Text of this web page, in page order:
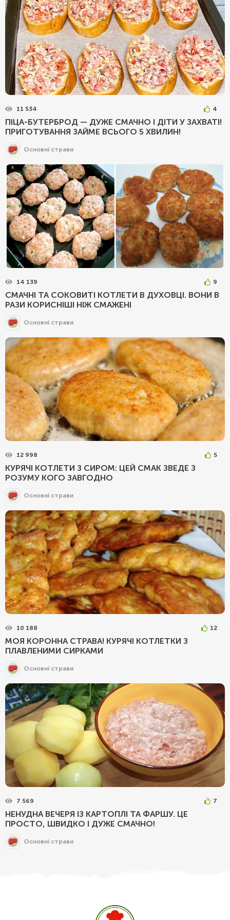
11 534 4
ПІЦА-БУТЕРБРОД — ДУЖЕ СМАЧНО І ДІТИ У ЗАХВАТІ!
ПРИГОТУВАННЯ ЗАЙМЕ ВСЬОГО 5 ХВИЛИН!
Основні страви
14 139 9
СМАЧНІ ТА СОКОВИТІ КОТЛЕТИ В ДУХОВЦІ. ВОНИ В
РАЗИ КОРИСНІШІ НІЖ СМАЖЕНІ
Основні страви
12 998 5
КУРЯЧІ КОТЛЕТИ З СИРОМ: ЦЕЙ СМАК ЗВЕДЕ З
РОЗУМУ КОГО ЗАВГОДНО
Основні страви
10 188 12
МОЯ КОРОННА СТРАВА! КУРЯЧІ КОТЛЕТКИ З
ПЛАВЛЕНИМИ СИРКАМИ
Основні страви
7 569 7
НЕНУДНА ВЕЧЕРЯ ІЗ КАРТОПЛІ ТА ФАРШУ. ЦЕ
ПРОСТО, ШВИДКО І ДУЖЕ СМАЧНО!
Основні страви